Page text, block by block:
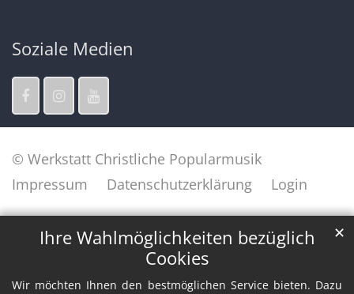
Ihre Wahlmöglichkeiten bezüglich
Cookies
Wir möchten Ihnen den bestmöglichen Service bieten. Dazu
✕
Soziale Medien
© Werkstatt Christliche Popularmusik
Impressum
Datenschutzerklärung Login